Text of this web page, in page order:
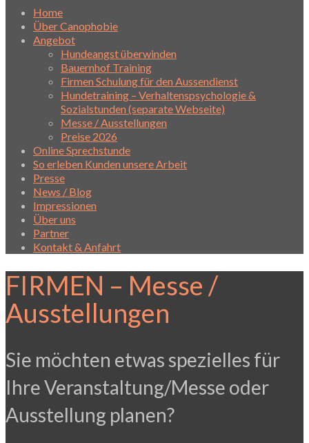
Home
Über Canophobie
Angebot
Hundeangst überwinden
Bauernhof Training
Firmen Schulung für den Aussendienst
Hundetraining – Verhaltenspsychologie &
Sozialstunden (separate Webseite)
Messe / Ausstellungen
Preise 2026
Online Sprechstunde
So erleben Kunden unsere Arbeit
Presse
News / Blog
Impressionen
Über uns
Partner
Kontakt & Anfahrt
FIRMEN – Messe /
Ausstellungen
Sie möchten etwas spezielles für
Ihre Veranstaltung/Messe oder
Ausstellung planen?